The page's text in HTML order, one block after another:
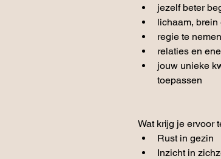
jezelf beter
lichaam, brein
regie te
relaties en
jouw unieke
toepassen
Wat krijg je ervoor
Rust in gezin
Inzicht in